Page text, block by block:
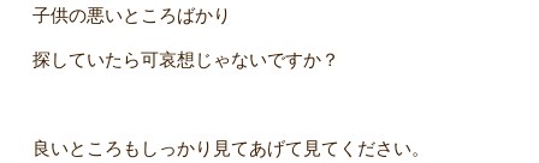
子供の悪いところばかり
探していたら可哀想じゃないですか？
良いところもしっかり見てあげて見てください。